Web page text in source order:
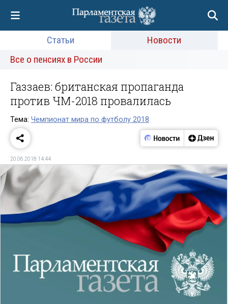
Статьи
Новости
Все о пенсиях в России
Газзаев: британская пропаганда
против ЧМ-2018 провалилась
Тема: Чемпионат мира по футболу 2018
20.06.2018 14:44